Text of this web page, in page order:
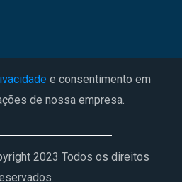
e consentimento em
de nossa empresa.
2023 Todos os direitos